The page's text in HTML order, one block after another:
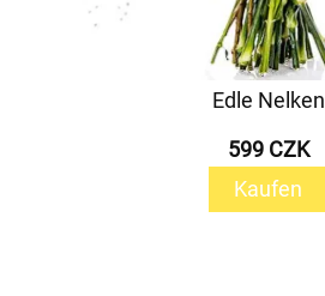
Edle Nelken
599 CZK
Kaufen